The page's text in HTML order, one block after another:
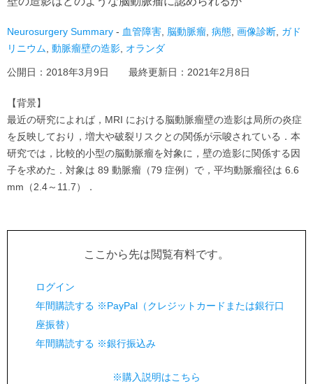
Neurosurgery Summary - 血管障害 脳動脈瘤 病態 画像診断 ガド
リニウム 動脈瘤壁の造影 オランダ
公開日： 2018年3月9日 最終更新日： 2021年2月8日
【背景】
最近の研究によれば，MRI における脳動脈瘤壁の造影は局所の炎症
を反映しており，増大や破裂リスクとの関係が示唆されている．本
研究では，比較的小型の脳動脈瘤を対象に，壁の造影に関係する因
子を求めた．対象は 89 動脈瘤（79 症例）で，平均動脈瘤径は 6.6
mm（2.4～11.7）．
ここから先は閲覧有料です。
ログイン
年間購読する ※PayPal（クレジットカードまたは銀行口
座振替）
年間購読する ※銀行振込み
※購入説明はこちら